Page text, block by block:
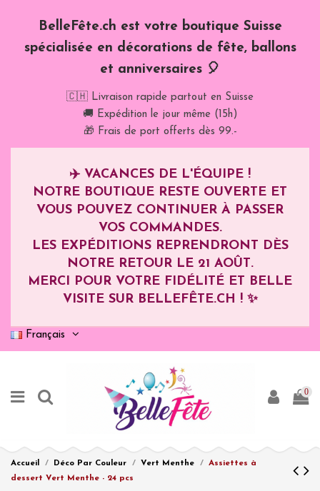
BelleFête.ch est votre boutique Suisse
spécialisée en décorations de fête, ballons
et anniversaires 🎈
🇨🇭 Livraison rapide partout en Suisse
🚚 Expédition le jour même (15h)
🎁 Frais de port offerts dès 99.-
✈️ VACANCES DE L'ÉQUIPE !
NOTRE BOUTIQUE RESTE OUVERTE ET
VOUS POUVEZ CONTINUER À PASSER
VOS COMMANDES.
LES EXPÉDITIONS REPRENDRONT DÈS
NOTRE RETOUR LE 21 AOÛT.
MERCI POUR VOTRE FIDÉLITÉ ET BELLE
VISITE SUR BELLEFÊTE.CH ! ✨
Français
0
Accueil Déco Par Couleur Vert Menthe
Assiettes à
dessert Vert Menthe - 24 pcs